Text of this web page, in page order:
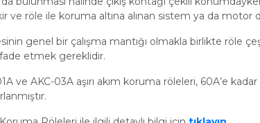
ve röle ile koruma altına alınan sistem ya da motor
genel bir çalışma mantığı olmakla birlikte röle
etmek gereklidir.
ve AKC-03A aşırı akım koruma röleleri, 60A’e